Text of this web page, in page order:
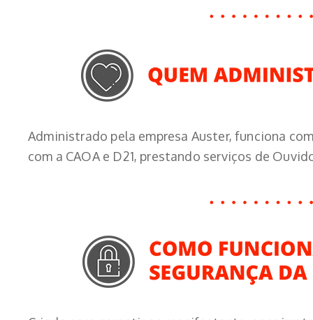
Administrado pela empresa Auster, funciona
com a CAOA e D21, prestando serviços de